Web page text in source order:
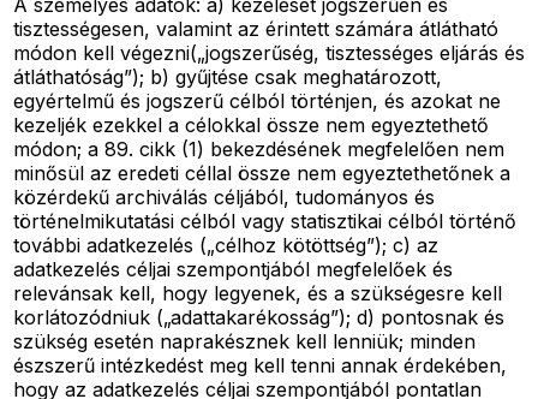
A személyes adatok: a) kezelését jogszerűen és
tisztességesen, valamint az érintett számára átlátható
módon kell végezni(„jogszerűség, tisztességes eljárás és
átláthatóság”); b) gyűjtése csak meghatározott,
egyértelmű és jogszerű célból történjen, és azokat ne
kezeljék ezekkel a célokkal össze nem egyeztethető
módon; a 89. cikk (1) bekezdésének megfelelően nem
minősül az eredeti céllal össze nem egyeztethetőnek a
közérdekű archiválás céljából, tudományos és
történelmikutatási célból vagy statisztikai célból történő
további adatkezelés („célhoz kötöttség”); c) az
adatkezelés céljai szempontjából megfelelőek és
relevánsak kell, hogy legyenek, és a szükségesre kell
korlátozódniuk („adattakarékosság”); d) pontosnak és
szükség esetén naprakésznek kell lenniük; minden
észszerű intézkedést meg kell tenni annak érdekében,
hogy az adatkezelés céljai szempontjából pontatlan